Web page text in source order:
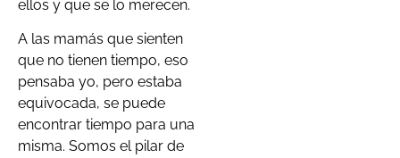
ellos y que se lo merecen.
A las mamás que sienten
que no tienen tiempo, eso
pensaba yo, pero estaba
equivocada, se puede
encontrar tiempo para una
misma. Somos el pilar de